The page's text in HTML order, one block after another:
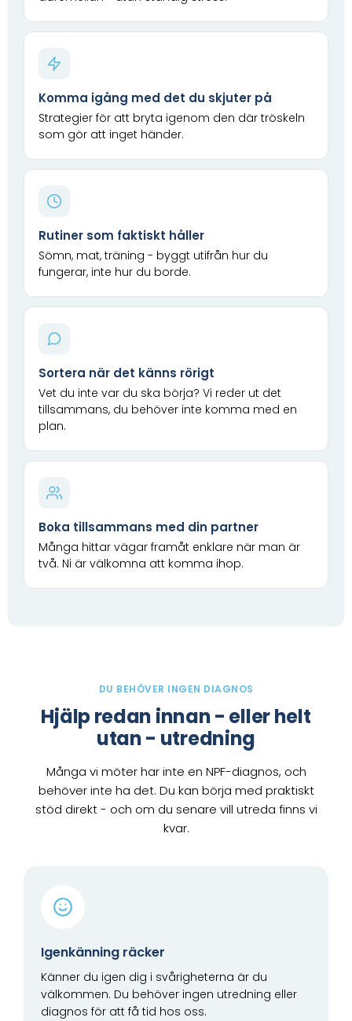
Komma igång med det du skjuter på
Strategier för att bryta igenom den där tröskeln
som gör att inget händer.
Rutiner som faktiskt håller
Sömn, mat, träning - byggt utifrån hur du
fungerar, inte hur du borde.
Sortera när det känns rörigt
Vet du inte var du ska börja? Vi reder ut det
tillsammans, du behöver inte komma med en
plan.
Boka tillsammans med din partner
Många hittar vägar framåt enklare när man är
två. Ni är välkomna att komma ihop.
DU BEHÖVER INGEN DIAGNOS
Hjälp redan innan - eller helt
utan - utredning
Många vi möter har inte en NPF-diagnos, och
behöver inte ha det. Du kan börja med praktiskt
stöd direkt - och om du senare vill utreda finns vi
kvar.
Igenkänning räcker
Känner du igen dig i svårigheterna är du
välkommen. Du behöver ingen utredning eller
diagnos för att få tid hos oss.